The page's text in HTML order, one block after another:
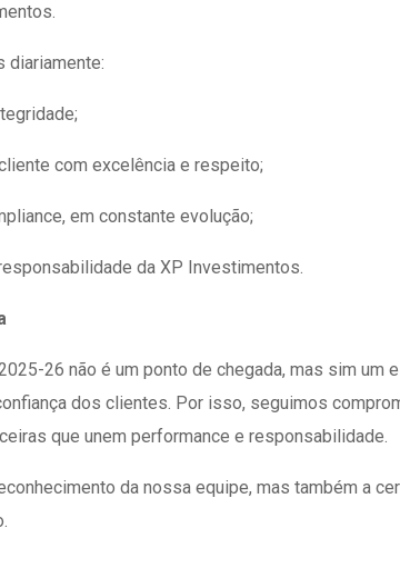
diariamente:
com excelência e respeito;
em constante evolução;
da XP Investimentos.
26 não é um ponto de chegada, mas sim um
dos clientes. Por isso, seguimos
que unem performance e responsabilidade.
da nossa equipe, mas também a